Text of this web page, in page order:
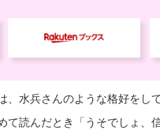
、水兵さんのような格好を
て読んだとき「うそでしょ、